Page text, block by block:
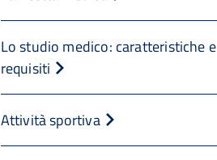
Lo studio medico: caratteristiche e
requisiti
Attività sportiva